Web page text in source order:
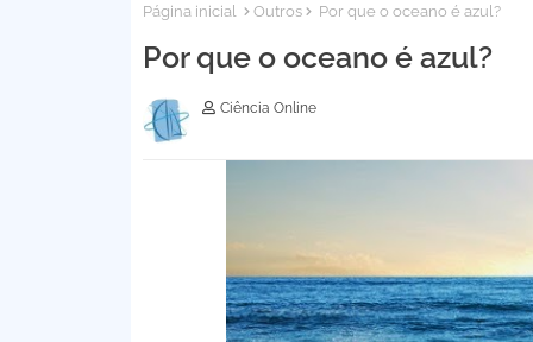
Página inicial Outros Por que o oceano é azul?
Por que o oceano é azul?
Ciência Online